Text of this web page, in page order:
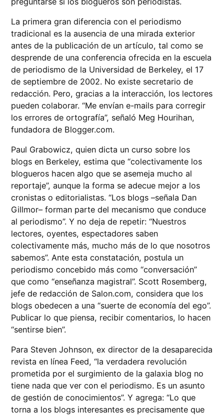
La primera gran diferencia con el periodismo
tradicional es la ausencia de una mirada exterior
antes de la publicación de un artículo, tal como se
desprende de una conferencia ofrecida en la escuela
de periodismo de la Universidad de Berkeley, el 17
de septiembre de 2002. No existe secretario de
redacción. Pero, gracias a la interacción, los lectores
pueden colaborar. “Me envían e-mails para corregir
los errores de ortografía”, señaló Meg Hourihan,
fundadora de Blogger.com.
Paul Grabowicz, quien dicta un curso sobre los
blogs en Berkeley, estima que “colectivamente los
blogueros hacen algo que se asemeja mucho al
reportaje”, aunque la forma se adecue mejor a los
cronistas o editorialistas. “Los blogs –señala Dan
Gillmor– forman parte del mecanismo que conduce
al periodismo”. Y no deja de repetir: “Nuestros
lectores, oyentes, espectadores saben
colectivamente más, mucho más de lo que nosotros
sabemos”. Ante esta constatación, postula un
periodismo concebido más como “conversación”
que como “enseñanza magistral”. Scott Rosemberg,
jefe de redacción de Salon.com, considera que los
blogs obedecen a una “suerte de economía del ego”.
Publicar lo que piensa, recibir comentarios, lo hacen
“sentirse bien”.
Para Steven Johnson, ex director de la desaparecida
revista en línea Feed, “la verdadera revolución
prometida por el surgimiento de la galaxia blog no
tiene nada que ver con el periodismo. Es un asunto
de gestión de conocimientos”. Y agrega: “Lo que
torna a los blogs interesantes es precisamente que